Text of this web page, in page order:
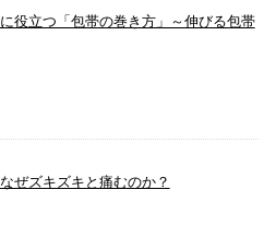
役立つ「包帯の巻き方」～伸びる包帯
ぜズキズキと痛むのか？